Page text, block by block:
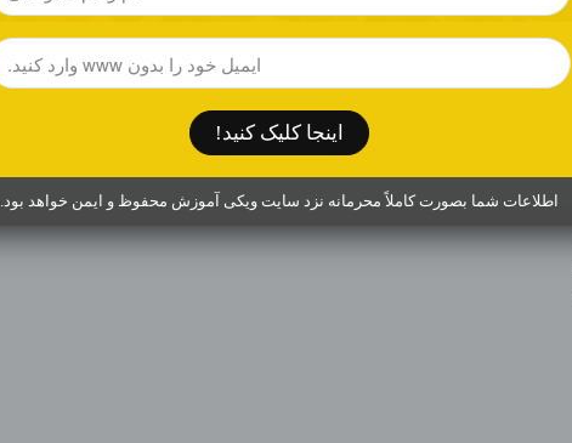
farzaneh.akhtarshenas@gmail.com
اطلاعات شما بصورت کاملاً محرمانه نزد سایت ویکی آموزش محفوظ و ایمن خواهد بود.
اینجا کلیک کنید!